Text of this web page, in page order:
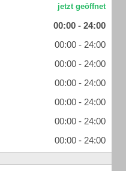
00:00 - 24:00
00:00 - 24:00
00:00 - 24:00
00:00 - 24:00
00:00 - 24:00
00:00 - 24:00
00:00 - 24:00